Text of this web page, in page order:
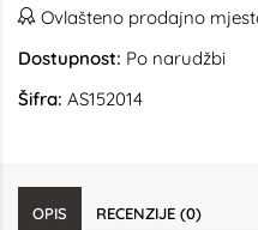
Ovlašteno prodajno
Dostupnost: Po narudžbi
Šifra: AS152014
OPIS RECENZIJE (0)